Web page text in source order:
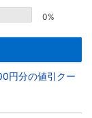
0%
円分の値引クー